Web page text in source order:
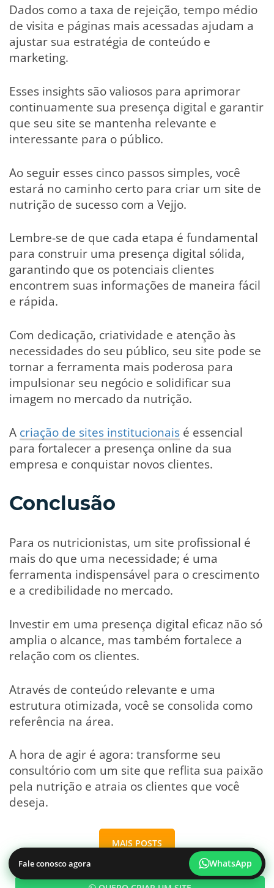
Dados como a taxa de rejeição, tempo médio
de visita e páginas mais acessadas ajudam a
ajustar sua estratégia de conteúdo e
marketing.
Esses insights são valiosos para aprimorar
continuamente sua presença digital e garantir
que seu site se mantenha relevante e
interessante para o público.
Ao seguir esses cinco passos simples, você
estará no caminho certo para criar um site de
nutrição de sucesso com a Vejjo.
Lembre-se de que cada etapa é fundamental
para construir uma presença digital sólida,
garantindo que os potenciais clientes
encontrem suas informações de maneira fácil
e rápida.
Com dedicação, criatividade e atenção às
necessidades do seu público, seu site pode se
tornar a ferramenta mais poderosa para
impulsionar seu negócio e solidificar sua
imagem no mercado da nutrição.
A criação de sites institucionais é essencial
para fortalecer a presença online da sua
empresa e conquistar novos clientes.
Conclusão
Para os nutricionistas, um site profissional é
mais do que uma necessidade; é uma
ferramenta indispensável para o crescimento
e a credibilidade no mercado.
Investir em uma presença digital eficaz não só
amplia o alcance, mas também fortalece a
relação com os clientes.
Através de conteúdo relevante e uma
estrutura otimizada, você se consolida como
referência na área.
A hora de agir é agora: transforme seu
consultório com um site que reflita sua paixão
pela nutrição e atraia os clientes que você
deseja.
MAIS POSTS
Fale conosco agora WhatsApp